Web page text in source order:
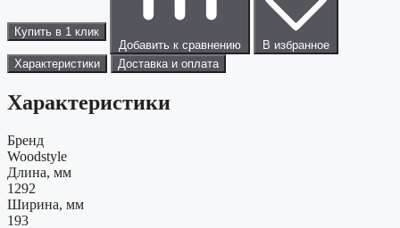
Купить в 1 клик
Добавить к сравнению
В избранное
Характеристики
Доставка и оплата
Характеристики
Бренд
Woodstyle
Длина, мм
1292
Ширина, мм
193